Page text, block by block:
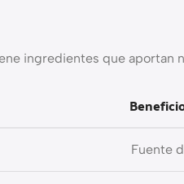
ingredientes que aportan
Fuente